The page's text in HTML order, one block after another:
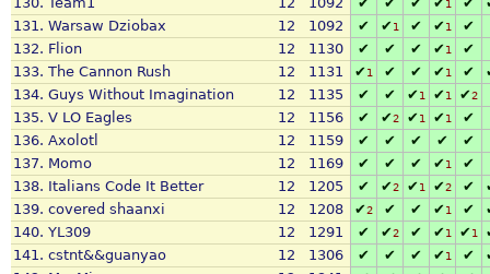
1
131. Warsaw Dziobax 12 1092 ✔ ✔1 ✔ ✔1 ✔
132. Flion 12 1130 ✔ ✔ ✔ ✔1 ✔
133. The Cannon Rush 12 1131 ✔1 ✔ ✔ ✔1 ✔
134. Guys Without Imagination 12 1135 ✔ ✔ ✔1 ✔1 ✔2
135. V LO Eagles 12 1156 ✔ ✔2 ✔1 ✔1 ✔
136. Axolotl 12 1159 ✔ ✔ ✔ ✔ ✔
137. Momo 12 1169 ✔ ✔ ✔ ✔1 ✔
138. Italians Code It Better 12 1205 ✔ ✔2 ✔1 ✔2 ✔
139. covered shaanxi 12 1208 ✔2 ✔ ✔ ✔1 ✔
140. YL309 12 1291 ✔ ✔2 ✔ ✔1 ✔1
141. cstnt&&guanyao 12 1306 ✔ ✔ ✔ ✔1 ✔